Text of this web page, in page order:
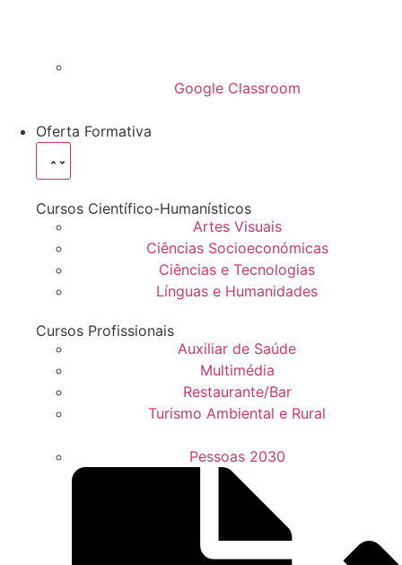
Google Classroom
Oferta Formativa
Cursos Científico-Humanísticos
Artes Visuais
Ciências Socioeconómicas
Ciências e Tecnologias
Línguas e Humanidades
Cursos Profissionais
Auxiliar de Saúde
Multimédia
Restaurante/Bar
Turismo Ambiental e Rural
Pessoas 2030